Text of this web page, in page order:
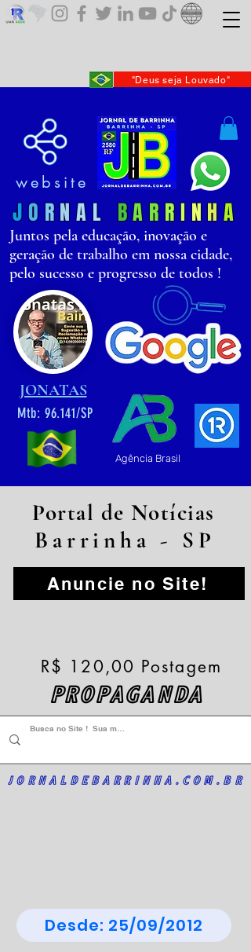
"Deus seja Louvado"
website
JO RNAL BARRI NHA
Juntos pela educação, inovação e
geração de trabalho em nossa cidade,
pelo sucesso e progresso de todos !
JONATAS
Mtb: 96.141/SP
Agência Brasil
Anuncie no Site!
PROPAGANDA
R$ 120,00 Postagem
JORNALDEBARRINHA.COM.BR
Barrinha - SP
Desde: 25/09/2012
Portal de Notícias